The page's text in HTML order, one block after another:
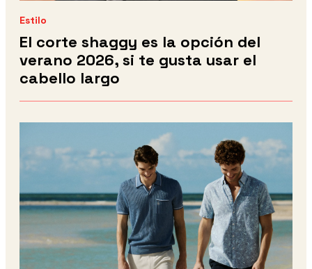
Estilo
El corte shaggy es la opción del
verano 2026, si te gusta usar el
cabello largo